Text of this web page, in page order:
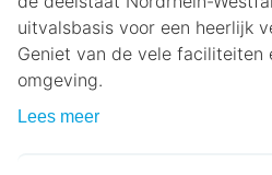
uitvalsbasis voor een heerlijk
Geniet van de vele faciliteiten
omgeving.
Lees meer